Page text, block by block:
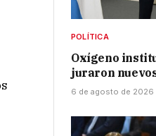
POLÍTICA
Oxígeno
juraron
6 de agosto de 2026